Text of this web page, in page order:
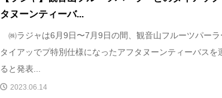
タヌーンティーバ...
㈱ラジャは6月9日〜7月9日の間、観音山フルーツパーラ
タイアッでプ特別仕様になったアフタヌーンティーバスを
ると発表...
2023.06.14